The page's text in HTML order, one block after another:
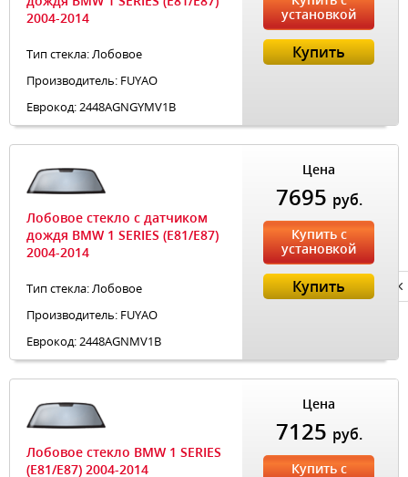
2004-2014
Тип стекла: Лобовое
Производитель: FUYAO
Еврокод: 2448AGNGYMV1B
установкой
Купить
Лобовое стекло с датчиком
дождя BMW 1 SERIES (E81/E87)
2004-2014
Тип стекла: Лобовое
Производитель: FUYAO
Еврокод: 2448AGNMV1B
Цена
7695 руб.
Купить с
установкой
Купить
Лобовое стекло BMW 1 SERIES
(E81/E87) 2004-2014
Цена
7125 руб.
Купить с
Privacy notice